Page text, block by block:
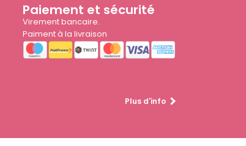
Paiement et sécurité
Virement bancaire.
Paiment à la livraison
Plus d'info